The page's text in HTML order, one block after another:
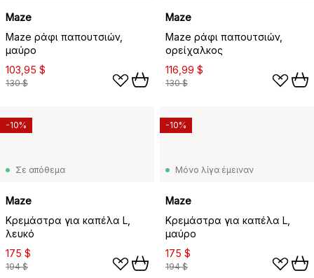
Maze
Maze ράφι παπουτσιών,
μαύρο
103,95 $
130 $
Maze
Maze ράφι παπουτσιών,
ορείχαλκος
116,99 $
130 $
Σε απόθεμα
Maze
Κρεμάστρα για καπέλα L,
λευκό
175 $
194 $
-10%
Μόνο λίγα έμειναν
Maze
Κρεμάστρα για καπέλα L,
μαύρο
175 $
194 $
-10%